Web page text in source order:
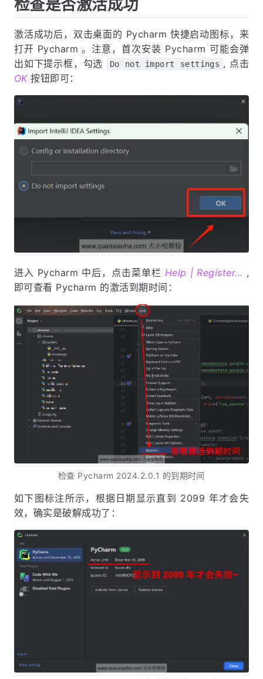
检查是否激活成功
激活成功后，双击桌面的 Pycharm 快捷启动图标，来
打开 Pycharm 。注意，首次安装 Pycharm 可能会弹
出如下提示框，勾选
Do not import settings , 点击
OK按钮即可：
进入 Pycharm 中后，点击菜单栏 Help | Register... ,
即可查看 Pycharm 的激活到期时间：
检查 Pycharm 2024.2.0.1 的到期时间
如下图标注所示，根据日期显示直到 2099 年才会失
效，确实是破解成功了：